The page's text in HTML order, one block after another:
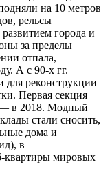
на 10 метров
рельсы
города и
за пределы
отпала,
А с 90-х гг.
для реконструкции
Первая секция
— в 2018. Модный
стали сносить,
дома и
в
квартиры мировых